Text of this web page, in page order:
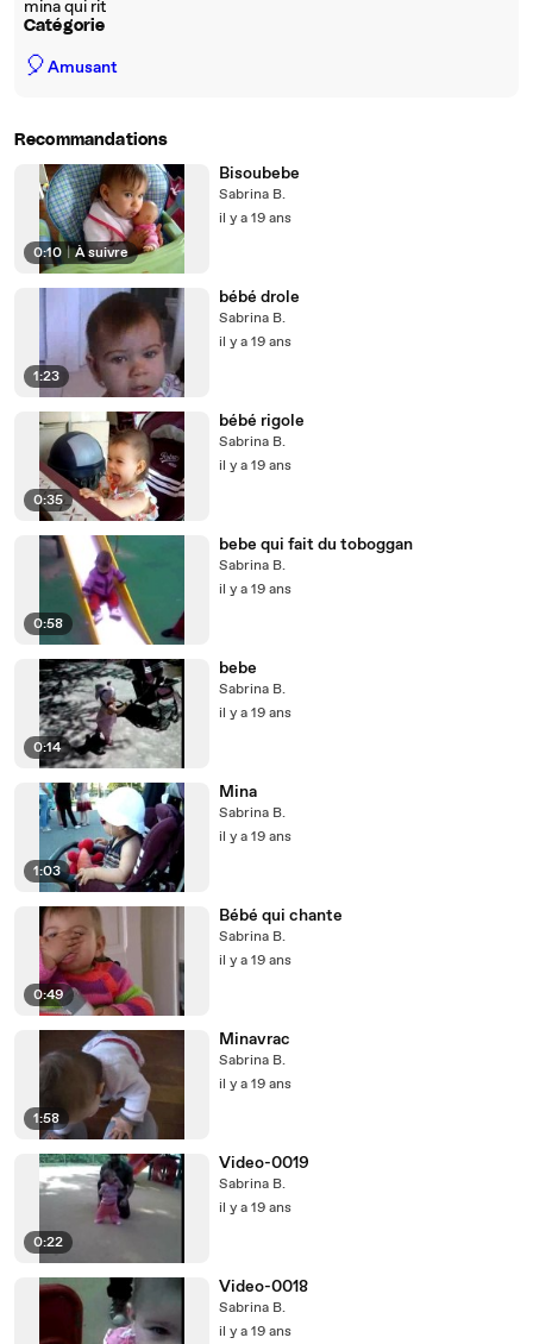
mina qui rit
Catégorie
🎈Amusant
Recommandations
0:10 | À suivre
Bisoubebe
Sabrina B.
il y a 19 ans
1:23
bébé drole
Sabrina B.
il y a 19 ans
0:35
bébé rigole
Sabrina B.
il y a 19 ans
0:58
bebe qui fait du toboggan
Sabrina B.
il y a 19 ans
0:14
bebe
Sabrina B.
il y a 19 ans
1:03
Mina
Sabrina B.
il y a 19 ans
0:49
Bébé qui chante
Sabrina B.
il y a 19 ans
1:58
Minavrac
Sabrina B.
il y a 19 ans
0:22
Video-0019
Sabrina B.
il y a 19 ans
Video-0018
Sabrina B.
il y a 19 ans